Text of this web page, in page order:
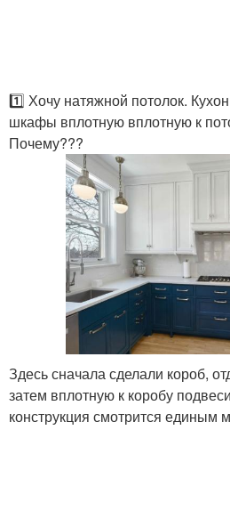
1️⃣ Хочу натяжной потолок.
шкафы вплотную вплотную к
Почему???
Здесь сначала сделали короб,
затем вплотную к коробу
конструкция смотрится единым